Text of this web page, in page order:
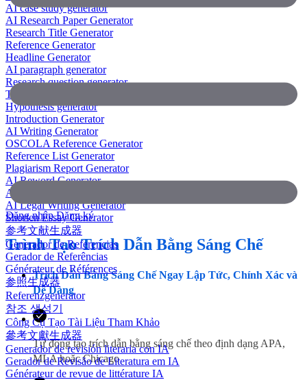
AI case study generator
AI Research Paper Generator
Research Title Generator
Reference Generator
Headline Generator
AI paragraph generator
Research question generator
Thesis paragraph generator
Hypothesis generator
Introduction Generator
AI Writing Generator
OSCOLA Reference Generator
Reference List Generator
Plagiarism Report Generator
AI Reword Generator
AI Bullet Point Generator
AI Legal Writing Generator
Shorten Essay Generator
参考文献生成器
Generador de Referencias
Gerador de Referências
Générateur de Références
参照生成器
Referenzgenerator
참조 생성기
Công Cụ Tạo Tài Liệu Tham Khảo
參考文獻生成器
Generador de revisión literaria con IA
Gerador de Revisão de Literatura em IA
Générateur de revue de littérature IA
Đăng nhậpĐăng ký
Trình Tạo Trích Dẫn Bằng Sáng Chế
Trích Dẫn Bằng Sáng Chế Ngay Lập Tức, Chính Xác và
Dễ Dàng
Tự động tạo trích dẫn bằng sáng chế theo định dạng APA,
MLA hoặc Chicago